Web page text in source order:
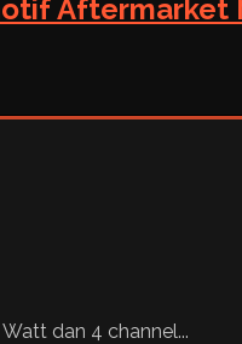
Aftermarket
dan 4 channel...